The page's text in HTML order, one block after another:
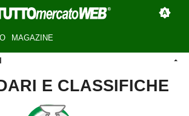
MAGAZINE
E CLASSIFICHE